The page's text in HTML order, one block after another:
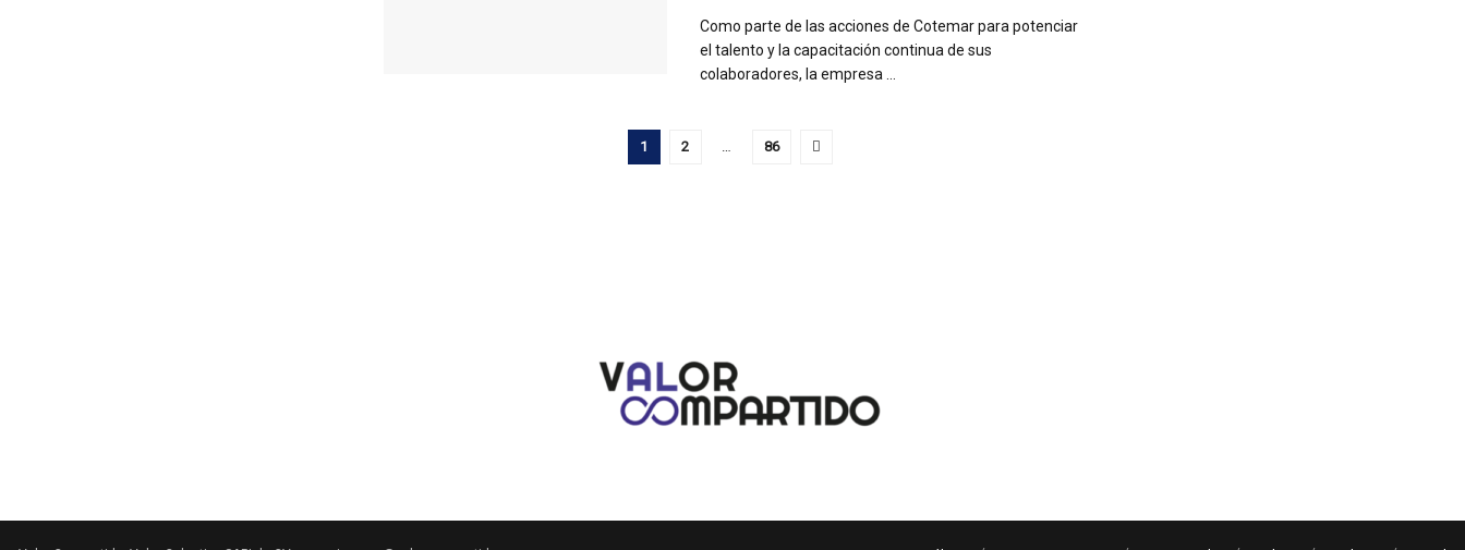
Como parte de las acciones de Cotemar para potenciar
el talento y la capacitación continua de sus
colaboradores, la empresa ...
1 2 86